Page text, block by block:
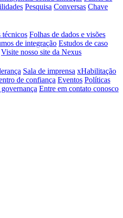
Pesquisa Conversas Chave
Folhas de dados e visões
de integração Estudos de caso
Visite nosso site da Nexus
Sala de imprensa xHabilitação
de confiança Eventos Políticas
Entre em contato conosco